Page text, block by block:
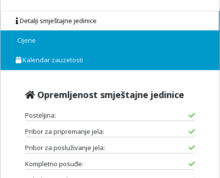
Detalji smještajne jedinice
Cijene
Kalendar zauzetosti
Opremljenost smještajne jedinice
Posteljina:
Pribor za pripremanje jela:
Pribor za posluživanje jela:
Kompletno posuđe: